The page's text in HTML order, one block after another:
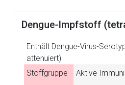
Dengue-Impfstoff
Enthält Dengue-Virus-
attenuiert)
Stoffgruppe
Aktive
Aufruf einer externen
Der von Ihnen aufgerufene Link